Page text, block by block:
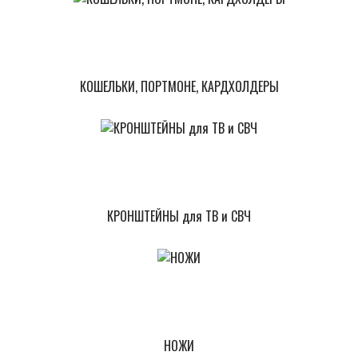
КОШЕЛЬКИ, ПОРТМОНЕ, КАРДХОЛДЕРЫ
КРОНШТЕЙНЫ для ТВ и СВЧ
НОЖИ